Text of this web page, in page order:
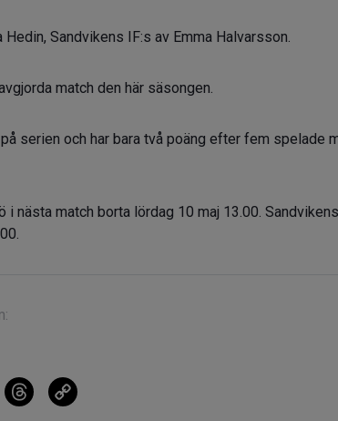
Sandvikens IF:s av Emma Halvarsson.
match den här säsongen.
serien och har bara två poäng efter fem spelade
i nästa match borta lördag 10 maj 13.00.
F
T